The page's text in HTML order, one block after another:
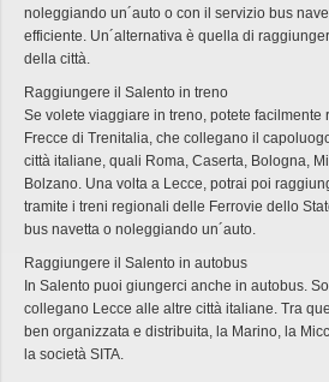
noleggiando un´auto o con il servizio bus
efficiente. Un´alternativa è quella di
della città.
Raggiungere il Salento in treno
Se volete viaggiare in treno, potete facilmente
Frecce di Trenitalia, che collegano il
città italiane, quali Roma, Caserta, Bologna,
Bolzano. Una volta a Lecce, potrai poi
tramite i treni regionali delle Ferrovie dello
bus navetta o noleggiando un´auto.
Raggiungere il Salento in autobus
In Salento puoi giungerci anche in autobus.
collegano Lecce alle altre città italiane. Tra
ben organizzata e distribuita, la Marino, la
la società SITA.